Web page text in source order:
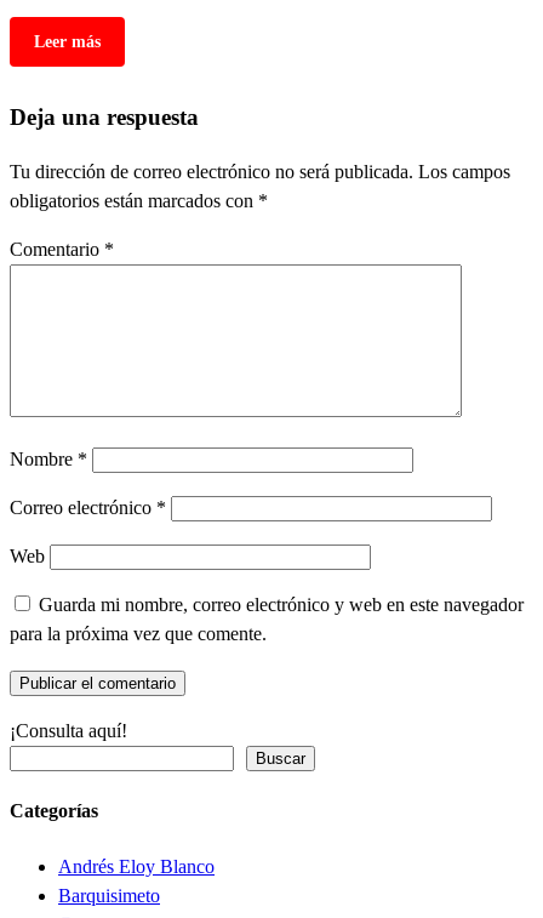
Deja una respuesta
Tu dirección de correo electrónico no será publicada. Los campos
obligatorios están marcados con *
Comentario *
Nombre *
Correo electrónico *
Web
Guarda mi nombre, correo electrónico y web en este navegador
para la próxima vez que comente.
¡Consulta aquí!
Buscar
Categorías
Andrés Eloy Blanco
Barquisimeto